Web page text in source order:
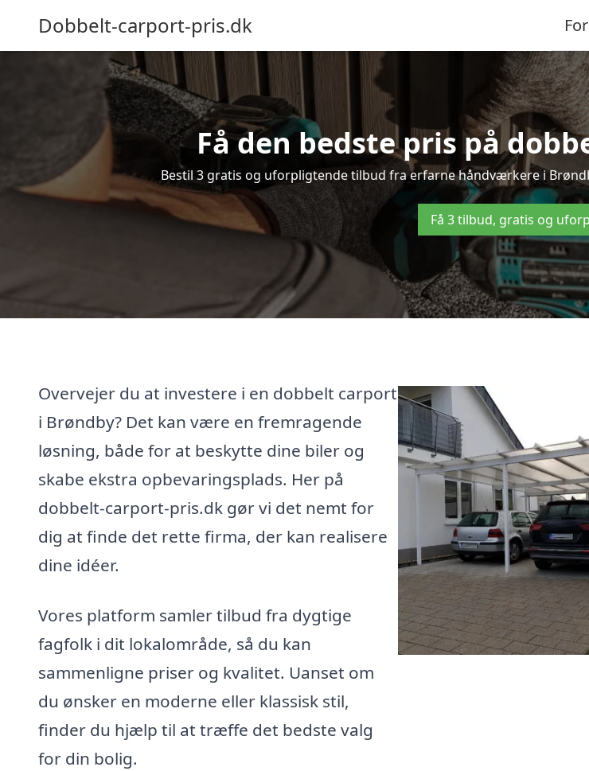
Dobbelt-carport-pris.dk
Få den bedste pris på
Bestil 3 gratis og uforpligtende tilbud fra erfarne håndværkere i
Få 3 tilbud, gratis og
Overvejer du at investere i en dobbelt carport
i Brøndby? Det kan være en fremragende
løsning, både for at beskytte dine biler og
skabe ekstra opbevaringsplads. Her på
dobbelt-carport-pris.dk gør vi det nemt for
dig at finde det rette firma, der kan realisere
dine idéer.
Vores platform samler tilbud fra dygtige
fagfolk i dit lokalområde, så du kan
sammenligne priser og kvalitet. Uanset om
du ønsker en moderne eller klassisk stil,
finder du hjælp til at træffe det bedste valg
for din bolig.